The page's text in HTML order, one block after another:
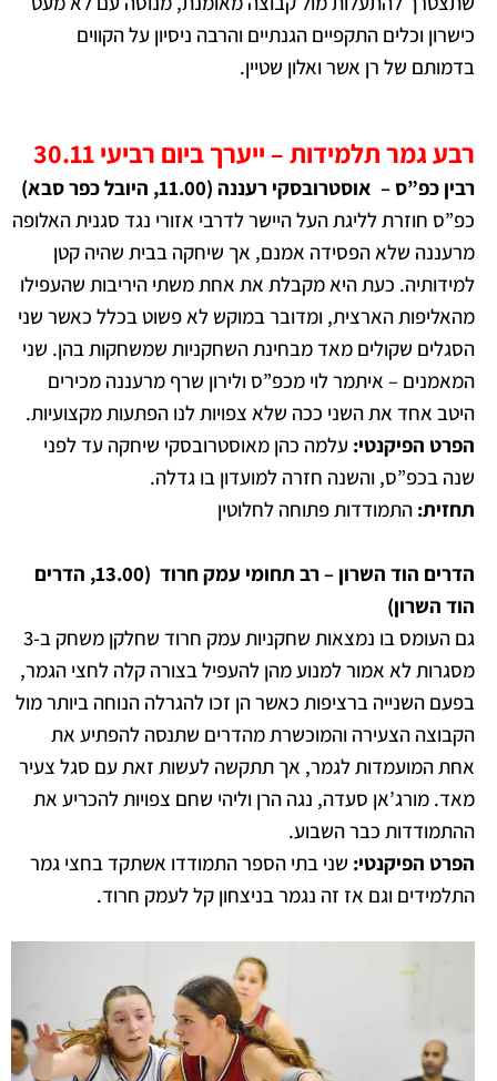
כישרון וכלים התקפיים הגנתיים והרבה ניסיון על הקווים
בדמותם של רן אשר ואלון שטיין.
רבע גמר תלמידות – ייערך ביום רביעי 30.11
רבין כפ”ס – אוסטרובסקי רעננה (11.00, היובל כפרסבא)
כפ”ס חוזרת לליגת העל היישר לדרבי אזורי נגד סגנית האלופה
מרעננה שלא הפסידה אמנם, אך שיחקה בבית שהיה קטן
למידותיה. כעת היא מקבלת את אחת משתי היריבות שהעפילו
מהאליפות הארצית, ומדובר במוקש לא פשוט בכלל כאשר שני
הסגלים שקולים מאד מבחינת השחקניות שמשחקות בהן. שני
המאמנים – איתמר לוי מכפ”ס ולירון שרף מרעננה מכירים
היטב אחד את השני ככה שלא צפויות לנו הפתעות מקצועיות.
הפרט הפיקנטי: עלמה כהן מאוסטרובסקי שיחקה עד לפני
שנה בכפ”ס, והשנה חזרה למועדון בו גדלה.
תחזית: התמודדות פתוחה לחלוטין
הדרים הוד השרון – רב תחומי עמק חרוד (13.00,
הדרים
הוד השרון)
גם העומס בו נמצאות שחקניות עמק חרוד שחלקן משחק ב-3
מסגרות לא אמור למנוע מהן להעפיל בצורה קלה לחצי הגמר,
בפעם השנייה ברציפות כאשר הן זכו להגרלה הנוחה ביותר מול
הקבוצה הצעירה והמוכשרת מהדרים שתנסה להפתיע את
אחת המועמדות לגמר, אך תתקשה לעשות זאת עם סגל צעיר
מאד. מורג’אן סעדה, נגה הרן וליהי שחם צפויות להכריע את
ההתמודדות כבר השבוע.
הפרט הפיקנטי: שני בתי הספר התמודדו אשתקד בחצי גמר
התלמידים וגם אז זה נגמר בניצחון קל לעמק חרוד.